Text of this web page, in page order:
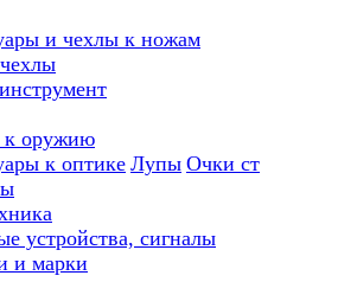
и чехлы к ножам
к оружию
к оптикеЛупы Очки ст
устройства, сигналы
и марки